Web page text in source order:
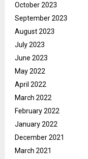
October 2023
September 2023
August 2023
July 2023
June 2023
May 2022
April 2022
March 2022
February 2022
January 2022
December 2021
March 2021